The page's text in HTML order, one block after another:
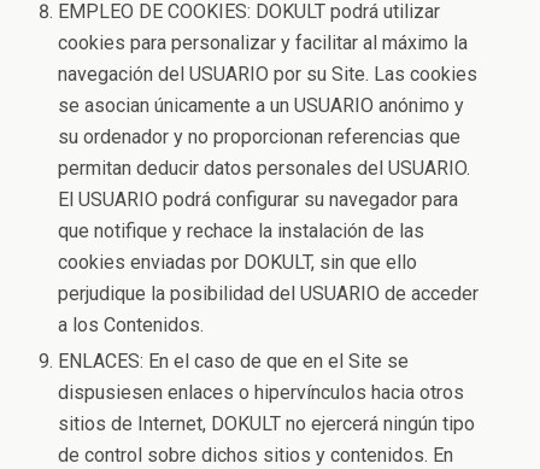
EMPLEO DE COOKIES: DOKULT podrá utilizar
cookies para personalizar y facilitar al máximo la
navegación del USUARIO por su Site. Las cookies
se asocian únicamente a un USUARIO anónimo y
su ordenador y no proporcionan referencias que
permitan deducir datos personales del USUARIO.
El USUARIO podrá configurar su navegador para
que notifique y rechace la instalación de las
cookies enviadas por DOKULT, sin que ello
perjudique la posibilidad del USUARIO de acceder
a los Contenidos.
ENLACES: En el caso de que en el Site se
dispusiesen enlaces o hipervínculos hacia otros
sitios de Internet, DOKULT no ejercerá ningún tipo
de control sobre dichos sitios y contenidos. En